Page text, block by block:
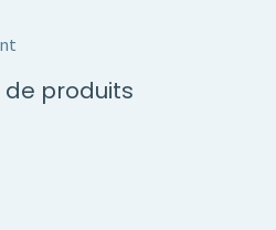
produits